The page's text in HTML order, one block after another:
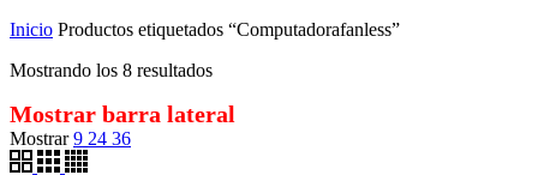
Inicio Productos etiquetados “Computadorafanless”
Mostrando los 8 resultados
Mostrar barra lateral
Mostrar9 24 36